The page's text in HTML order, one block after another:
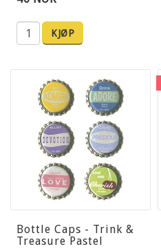
KJØP
Bottle Caps - Trink &
Treasure Pastel